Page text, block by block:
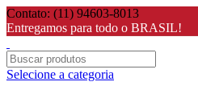
Contato: (11) 94603-8013
Entregamos para todo o BRASIL!
Selecione a categoria